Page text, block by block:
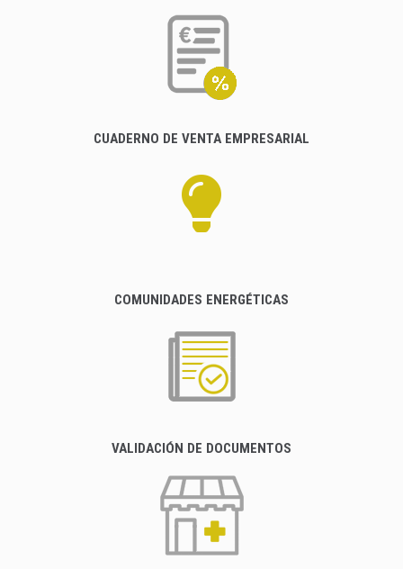
CUADERNO DE VENTA EMPRESARIAL
COMUNIDADES ENERGÉTICAS
VALIDACIÓN DE DOCUMENTOS